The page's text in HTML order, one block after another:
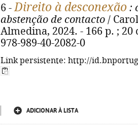
6 -Direito à desconexão :
abstenção de contacto /
Almedina, 2024. - 166 p. ;
978-989-40-2082-0
Link persistente: http://
ADICIONAR À LISTA